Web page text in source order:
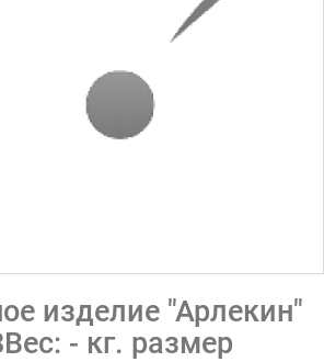
изделие "Арлекин"
- кг. размер